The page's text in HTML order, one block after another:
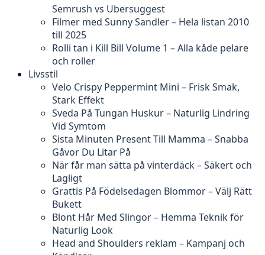
Semrush vs Ubersuggest
Filmer med Sunny Sandler – Hela listan 2010
till 2025
Rolli tan i Kill Bill Volume 1 – Alla kåde pelare
och roller
Livsstil
Velo Crispy Peppermint Mini – Frisk Smak,
Stark Effekt
Sveda På Tungan Huskur – Naturlig Lindring
Vid Symtom
Sista Minuten Present Till Mamma – Snabba
Gåvor Du Litar På
När får man sätta på vinterdäck – Säkert och
Lagligt
Grattis På Födelsedagen Blommor – Välj Rätt
Bukett
Blont Hår Med Slingor – Hemma Teknik för
Naturlig Look
Head and Shoulders reklam – Kampanj och